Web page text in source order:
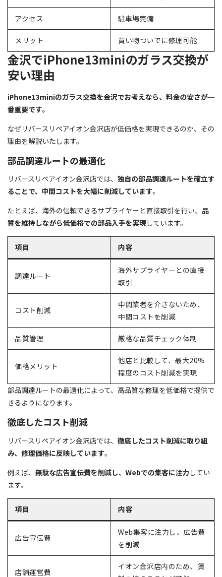
アクセス 駐車場完備
メリット 買い物ついでに修理可能
金沢でiPhone13miniのガラス交換が
安い理由
iPhone13miniのガラス交換を金沢でお考えなら、料金の安さが一
番重要です。
なぜリバースリペアイオン金沢店が低価格を実現できるのか、その
理由を解説いたします。
部品調達ルートの最適化
リバースリペアイオン金沢店では、 独自の部品調達ルートを確立す
ることで、中間コストを大幅に削減しています。
たとえば、海外の信頼できるサプライヤーと直接取引を行い、 品
質を維持しながら低価格での部品入手を実現しています。
項目 内容
調達ルート
海外サプライヤーとの直接
取引
コスト削減
中間業者を介さないため、
中間コストを削減
品質管理 厳格な品質チェック体制
価格メリット
他店と比較して、最大20%
程度のコスト削減を実現
部品調達ルートの最適化によって、高品質な修理を低価格で提供で
きるようになります。
徹底したコスト削減
リバースリペアイオン金沢店では、 徹底したコスト削減に取り組
み、修理価格に反映しています。
例えば、 無駄な広告宣伝費を削減し、Webでの集客に注力 してい
ます。
項目 内容
広告宣伝費
Web集客に注力し、広告費
を削減
店舗運営費
イオン金沢店内のため、賃